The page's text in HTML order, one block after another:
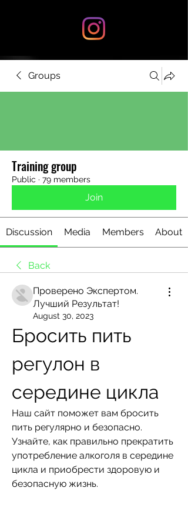
Groups
Training group
Public · 79 members
Join
Discussion Media Members About
Back
Проверено Экспертом.
Лучший Результат!
August 30, 2023
Бросить пить
регулон в
середине цикла
Наш сайт поможет вам бросить
пить регулярно и безопасно.
Узнайте, как правильно прекратить
употребление алкоголя в середине
цикла и приобрести здоровую и
безопасную жизнь.